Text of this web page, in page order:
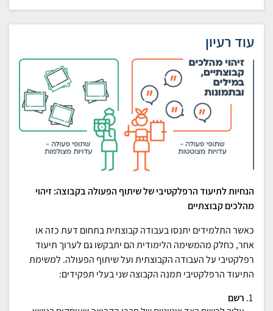
עוד רעיון
הנחיות לתיעוד הרפלקטיבי של שיתוף הפעולה בקבוצה: זיהוי
מהלכים קבוצתיים
כאשר התלמידים יתנסו בעבודה קבוצתית בתחום דעת כזה או
אחר, כחלק מהמשימה הלימודית הם יתבקשו גם לערוך תיעוד
רפלקטיבי על העבודה הקבוצתית ועל שיתוף הפעולה. למשימת
התיעוד הרפלקטיבי תמנה הקבוצה שני בעלי תפקידים:
רשם